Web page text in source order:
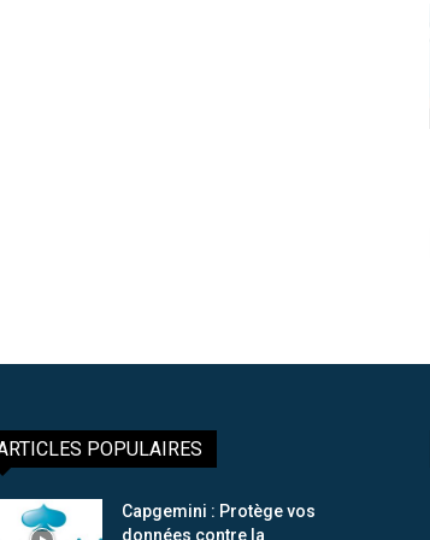
POPULAIRES
Capgemini : Protège vos
données contre la